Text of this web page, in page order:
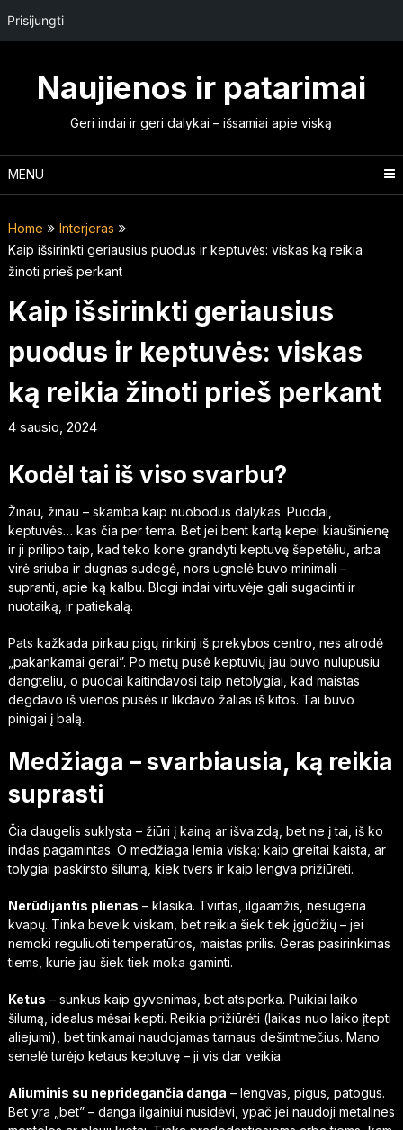
Prisijungti
contentNaujienos ir patarimai
Geri indai ir geri dalykai – išsamiai apie viską
MENU
Home
Interjeras
Kaip išsirinkti geriausius puodus ir keptuvės: viskas ką reikia
žinoti prieš perkant
Kaip išsirinkti geriausius
puodus ir keptuvės: viskas
ką reikia žinoti prieš perkant
4 sausio, 2024
Kodėl tai iš viso svarbu?
Žinau, žinau – skamba kaip nuobodus dalykas. Puodai,
keptuvės… kas čia per tema. Bet jei bent kartą kepei kiaušinienę
ir ji prilipo taip, kad teko kone grandyti keptuvę šepetėliu, arba
virė sriuba ir dugnas sudegė, nors ugnelė buvo minimali –
supranti, apie ką kalbu. Blogi indai virtuvėje gali sugadinti ir
nuotaiką, ir patiekalą.
Pats kažkada pirkau pigų rinkinį iš prekybos centro, nes atrodė
„pakankamai gerai”. Po metų pusė keptuvių jau buvo nulupusiu
dangteliu, o puodai kaitindavosi taip netolygiai, kad maistas
degdavo iš vienos pusės ir likdavo žalias iš kitos. Tai buvo
pinigai į balą.
Medžiaga – svarbiausia, ką reikia
suprasti
Čia daugelis suklysta – žiūri į kainą ar išvaizdą, bet ne į tai, iš ko
indas pagamintas. O medžiaga lemia viską: kaip greitai kaista, ar
tolygiai paskirsto šilumą, kiek tvers ir kaip lengva prižiūrėti.
Nerūdijantis plienas – klasika. Tvirtas, ilgaamžis, nesugeria
kvapų. Tinka beveik viskam, bet reikia šiek tiek įgūdžių – jei
nemoki reguliuoti temperatūros, maistas prilis. Geras pasirinkimas
tiems, kurie jau šiek tiek moka gaminti.
Ketus – sunkus kaip gyvenimas, bet atsiperka. Puikiai laiko
šilumą, idealus mėsai kepti. Reikia prižiūrėti (laikas nuo laiko įtepti
aliejumi), bet tinkamai naudojamas tarnaus dešimtmečius. Mano
senelė turėjo ketaus keptuvę – ji vis dar veikia.
Aliuminis su nepridegančia danga – lengvas, pigus, patogus.
Bet yra „bet” – danga ilgainiui nusidėvi, ypač jei naudoji metalines